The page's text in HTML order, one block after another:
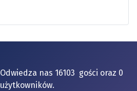
Odwiedza nas 16103 gości oraz 0
użytkowników.